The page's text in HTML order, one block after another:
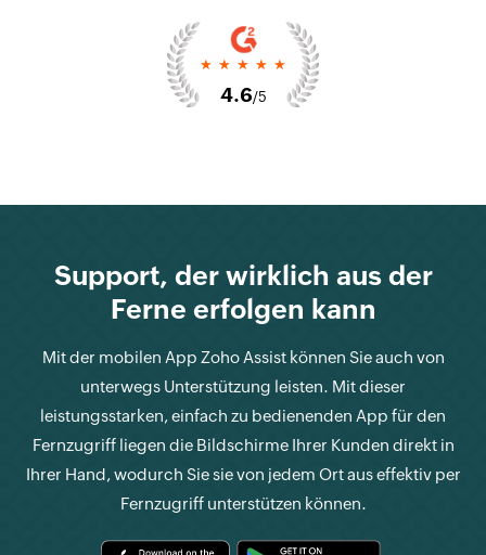
4.6/5
Support, der wirklich aus der
Ferne erfolgen kann
Mit der mobilen App Zoho Assist können Sie auch von
unterwegs Unterstützung leisten. Mit dieser
leistungsstarken, einfach zu bedienenden App für den
Fernzugriff liegen die Bildschirme Ihrer Kunden direkt in
Ihrer Hand, wodurch Sie sie von jedem Ort aus effektiv per
Fernzugriff unterstützen können.